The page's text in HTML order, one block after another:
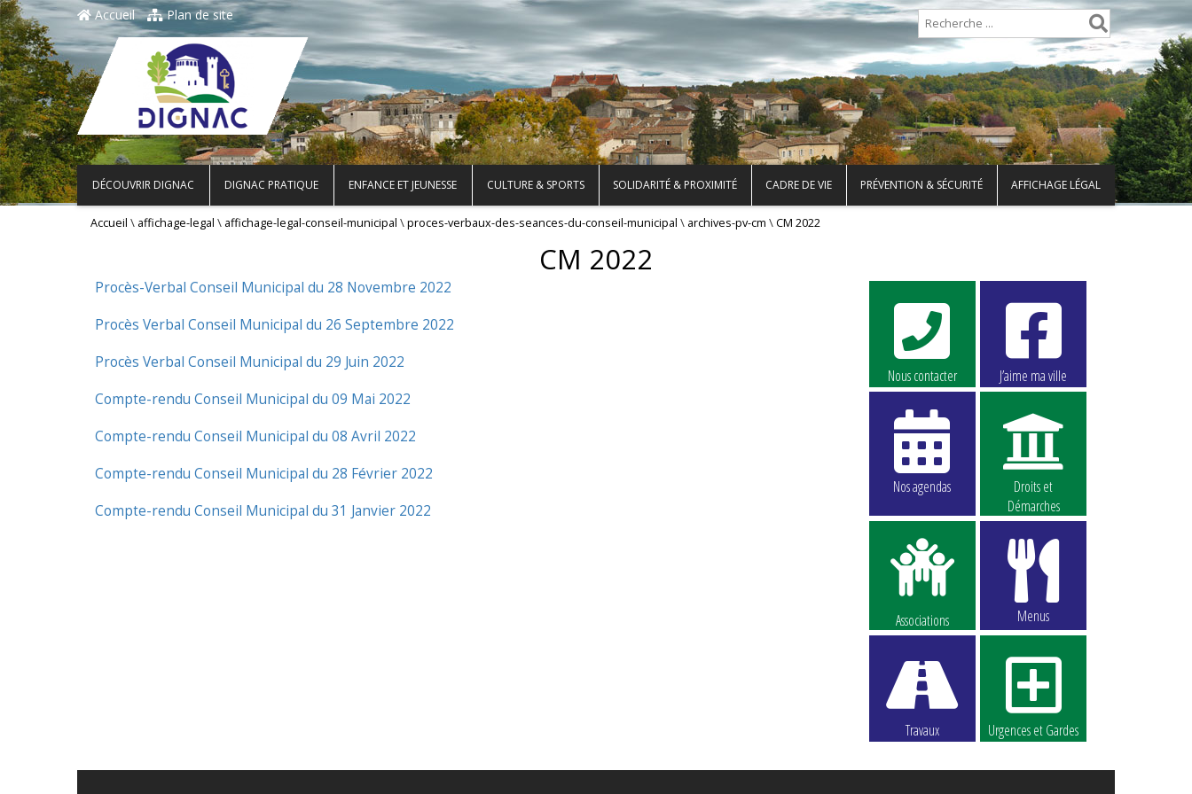
Accueil Plan de site
DÉCOUVRIR DIGNAC DIGNAC PRATIQUE ENFANCE ET JEUNESSE CULTURE & SPORTS SOLIDARITÉ & PROXIMITÉ CADRE DE VIE PRÉVENTION & SÉCURITÉ AFFICHAGE LÉGAL
Accueil \ affichage-legal \ affichage-legal-conseil-municipal \proces-verbaux-des-seances-du-conseil-municipal \ archives-pv-cm \CM 2022
CM 2022
Procès-Verbal Conseil Municipal du 28 Novembre 2022
Procès Verbal Conseil Municipal du 26 Septembre 2022
Procès Verbal Conseil Municipal du 29 Juin 2022
Compte-rendu Conseil Municipal du 09 Mai 2022
Compte-rendu Conseil Municipal du 08 Avril 2022
Compte-rendu Conseil Municipal du 28 Février 2022
Compte-rendu Conseil Municipal du 31 Janvier 2022
Nous contacter J’aime ma ville
Nos agendas
Droits et
Démarches
Associations Menus
Travaux Urgences et Gardes